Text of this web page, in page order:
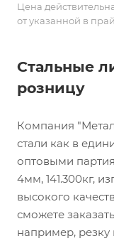
Цена
от указанной в
Стальные
розницу
Компания
стали как в
оптовыми
4мм, 141.300кг,
высокого
сможете
например, резку